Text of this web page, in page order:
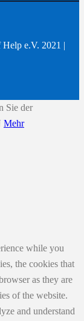
e.V. 2021 |
Sie der
Mehr
while you
the cookies that
as they are
of the website.
and understand